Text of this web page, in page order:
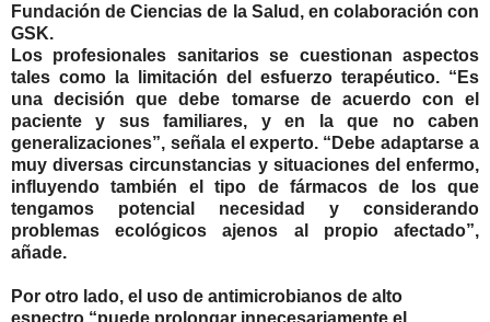
Fundación de Ciencias de la Salud, en colaboración con
GSK.
Los profesionales sanitarios se cuestionan aspectos
tales como la limitación del esfuerzo terapéutico. “Es
una decisión que debe tomarse de acuerdo con el
paciente y sus familiares, y en la que no caben
generalizaciones”, señala el experto. “Debe adaptarse a
muy diversas circunstancias y situaciones del enfermo,
influyendo también el tipo de fármacos de los que
tengamos potencial necesidad y considerando
problemas ecológicos ajenos al propio afectado”,
añade.
Por otro lado, el uso de antimicrobianos de alto
espectro “puede prolongar innecesariamente el